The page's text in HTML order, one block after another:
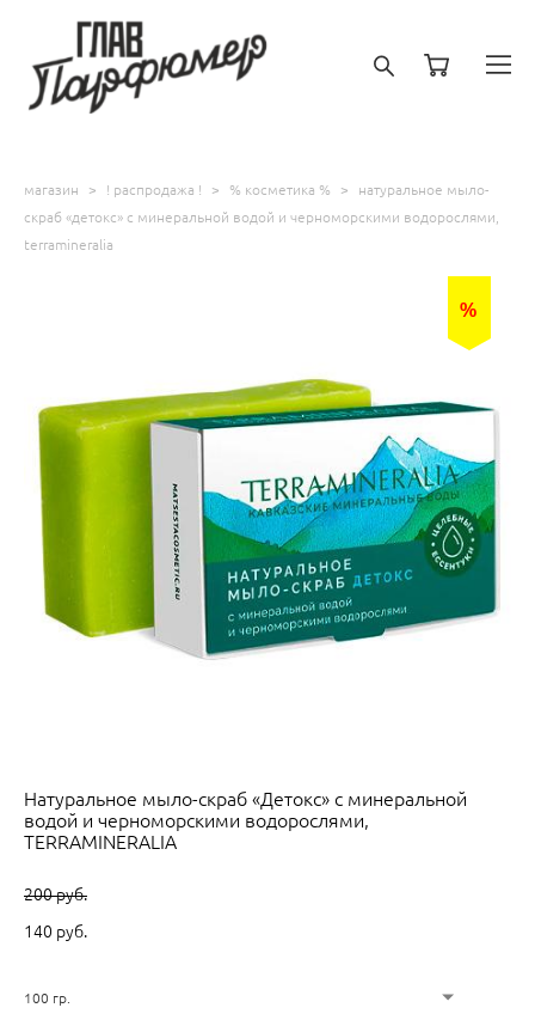
магазин > ! распродажа ! > % косметика % >
натуральное мыло-
скраб «детокс» с минеральной водой и черноморскими водорослями,
terramineralia
%
Натуральное мыло-скраб «Детокс» с минеральной
водой и черноморскими водорослями,
TERRAMINERALIA
200 pуб.
140 pуб.
100 гр.